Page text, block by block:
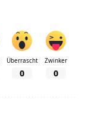
Überrascht
0
Zwinker
0